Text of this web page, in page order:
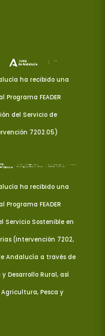
ha recibido una
FEADER
del Servicio de
7202.05)
ha recibido una
FEADER
Servicio Sostenible en
(Intervención 7202,
Andalucía a través de
Desarrollo Rural, así
Pesca y